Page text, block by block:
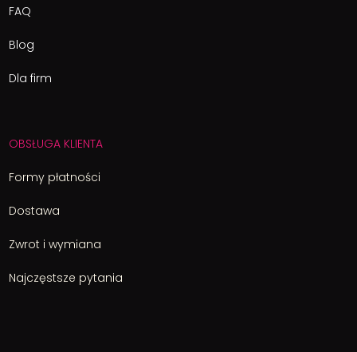
FAQ
Blog
Dla firm
OBSŁUGA KLIENTA
Formy płatności
Dostawa
Zwrot i wymiana
Najczęstsze pytania